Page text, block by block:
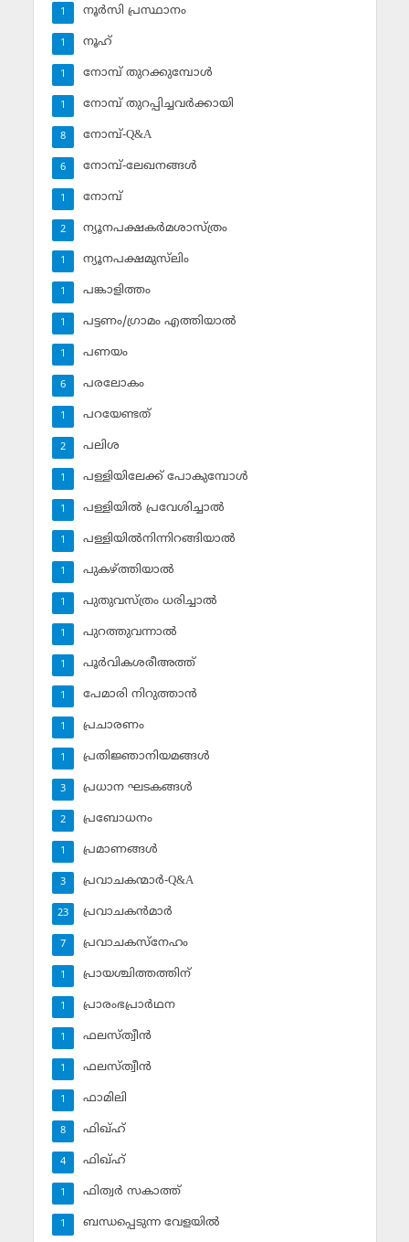
നൂര്‍സി പ്രസ്ഥാനം
1
നൂഹ്‌
1
നോമ്പ് തുറക്കുമ്പോള്‍
1
നോമ്പ് തുറപ്പിച്ചവര്‍ക്കായി
1
നോമ്പ്-Q&A
8
നോമ്പ്-ലേഖനങ്ങള്‍
6
നോമ്പ്‌
1
ന്യൂനപക്ഷകര്‍മശാസ്ത്രം
2
ന്യൂനപക്ഷമുസ്‌ലിം
1
പങ്കാളിത്തം
1
പട്ടണം/ഗ്രാമം എത്തിയാല്‍
1
പണയം
1
പരലോകം
6
പറയേണ്ടത്
1
പലിശ
2
പള്ളിയിലേക്ക് പോകുമ്പോള്‍
1
പള്ളിയില്‍ പ്രവേശിച്ചാല്‍
1
പള്ളിയില്‍നിന്നിറങ്ങിയാല്‍
1
പുകഴ്ത്തിയാല്‍
1
പുതുവസ്ത്രം ധരിച്ചാല്‍
1
പുറത്തുവന്നാല്‍
1
പൂര്‍വികശരീഅത്ത്
1
പേമാരി നിറുത്താന്‍
1
പ്രചാരണം
1
പ്രതിജ്ഞാനിയമങ്ങള്‍
1
പ്രധാന ഘടകങ്ങള്‍
3
പ്രബോധനം
2
പ്രമാണങ്ങള്‍
1
പ്രവാചകന്മാര്‍-Q&A
3
പ്രവാചകന്‍മാര്‍
23
പ്രവാചകസ്‌നേഹം
7
പ്രായശ്ചിത്തത്തിന്
1
പ്രാരംഭപ്രാര്‍ഥന
1
ഫലസ്ത്വീൻ
1
ഫലസ്ത്വീൻ
1
ഫാമിലി
1
ഫിഖ്ഹ്
8
ഫിഖ്ഹ്‌
4
ഫിത്വര്‍ സകാത്ത്‌
1
ബന്ധപ്പെടുന്ന വേളയില്‍
1